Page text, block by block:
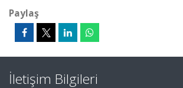
Paylaş
İletişim Bilgileri